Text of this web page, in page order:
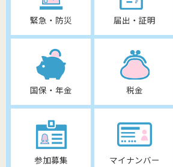
緊急・防災 届出・証明
国保・年金 税金
参加募集 マイナンバー